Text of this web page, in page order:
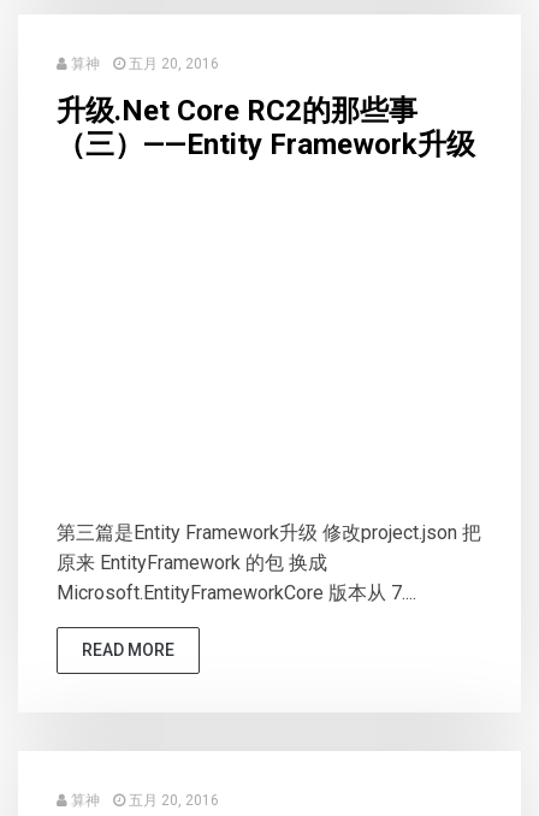
算神 五月 20, 2016
升级.Net Core RC2的那些事
（三）——Entity Framework升级
第三篇是Entity Framework升级 修改project.json 把
原来 EntityFramework 的包 换成
Microsoft.EntityFrameworkCore 版本从 7....
READ MORE
算神 五月 20, 2016